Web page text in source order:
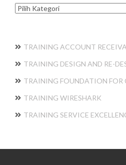
Kategori
TRAINING ACCOUNT
TRAINING DESIGN AND RE-
TRAINING FOUNDATION FOR
TRAINING WIRESHARK
TRAINING SERVICE